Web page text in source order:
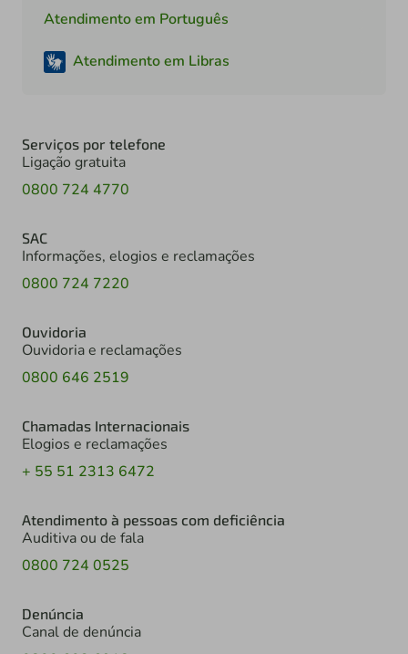
Atendimento em Português
Atendimento em Libras
Serviços por telefone
Ligação gratuita
0800 724 4770
SAC
Informações, elogios e reclamações
0800 724 7220
Ouvidoria
Ouvidoria e reclamações
0800 646 2519
Chamadas Internacionais
Elogios e reclamações
+ 55 51 2313 6472
Atendimento à pessoas com deficiência
Auditiva ou de fala
0800 724 0525
Denúncia
Canal de denúncia